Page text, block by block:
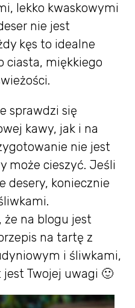
lekko kwaskowymi
nie jest
kęs to idealne
ciasta, miękkiego
sprawdzi się
kawy, jak i na
nie jest
może cieszyć. Jeśli
desery, koniecznie
na blogu jest
na tartę z
i śliwkami,
Twojej uwagi 🙂